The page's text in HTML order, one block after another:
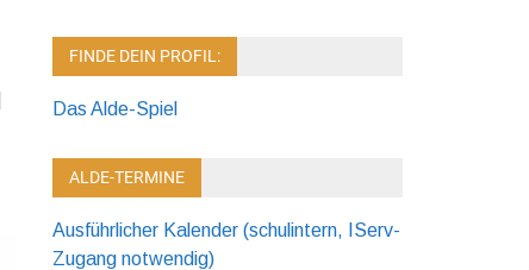
FINDE DEIN PROFIL:
Das Alde-Spiel
ALDE-TERMINE
Ausführlicher Kalender (schulintern, IServ-
Zugang notwendig)